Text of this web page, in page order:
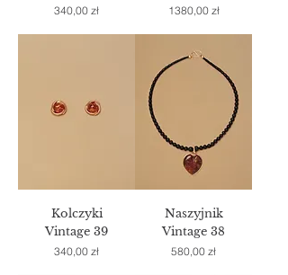
Cena
340,00 zł Cena
1380,00 zł
Kolczyki
Vintage 39
Cena
340,00 zł
Naszyjnik
Vintage 38
Cena
580,00 zł